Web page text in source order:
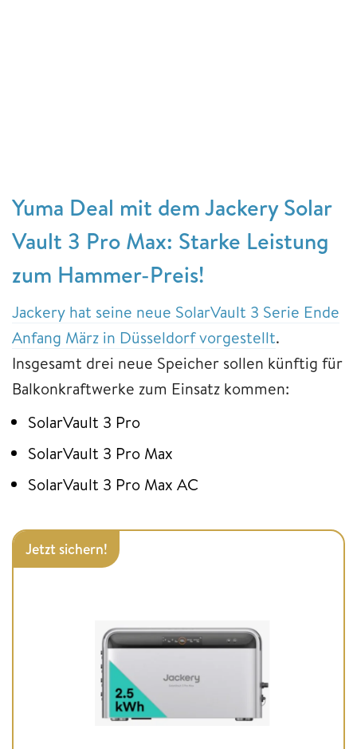
Yuma Deal mit dem Jackery Solar
Vault 3 Pro Max: Starke Leistung
zum Hammer-Preis!
Jackery hat seine neue SolarVault 3 Serie Ende
Anfang März in Düsseldorf vorgestellt.
Insgesamt drei neue Speicher sollen künftig für
Balkonkraftwerke zum Einsatz kommen:
SolarVault 3 Pro
SolarVault 3 Pro Max
SolarVault 3 Pro Max AC
Jetzt sichern!